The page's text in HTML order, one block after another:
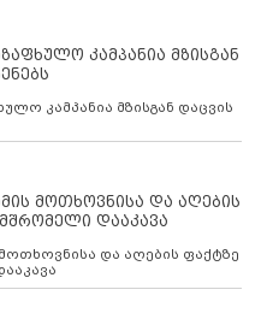
კამპანია მზისგან
კამპანია მზისგან დაცვის
მოთხოვნისა და აღების
დააკავა